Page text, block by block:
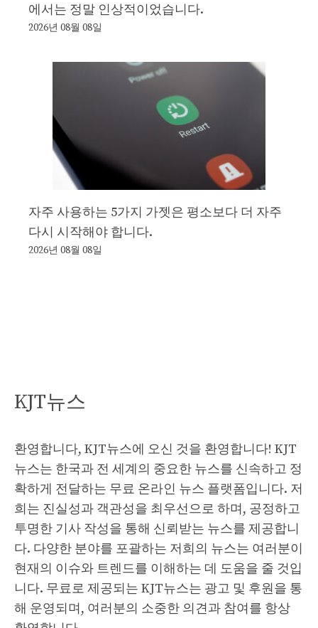
에서는 정말 인상적이었습니다.
2026년 08월 08일
자주 사용하는 5가지 가젯은 평소보다 더 자주
다시 시작해야 합니다.
2026년 08월 08일
KJT뉴스
환영합니다, KJT뉴스에 오신 것을 환영합니다! KJT
뉴스는 한국과 전 세계의 중요한 뉴스를 신속하고 정
확하게 전달하는 무료 온라인 뉴스 플랫폼입니다. 저
희는 진실성과 객관성을 최우선으로 하며, 공정하고
투명한 기사 작성을 통해 신뢰받는 뉴스를 제공합니
다. 다양한 분야를 포괄하는 저희의 뉴스는 여러분이
현재의 이슈와 트렌드를 이해하는 데 도움을 줄 것입
니다. 무료로 제공되는 KJT뉴스는 광고 및 후원을 통
해 운영되며, 여러분의 소중한 의견과 참여를 항상